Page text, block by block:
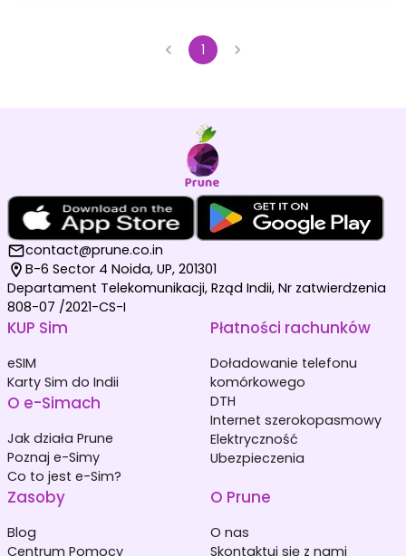
1
contact@prune.co.in
B-6 Sector 4 Noida, UP, 201301
Departament Telekomunikacji, Rząd Indii, Nr zatwierdzenia
808-07 /2021-CS-I
KUP Sim
eSIM
Karty Sim do Indii
O e-Simach
Jak działa Prune
Poznaj e-Simy
Co to jest e-Sim?
Płatności rachunków
Doładowanie telefonu
komórkowego
DTH
Internet szerokopasmowy
Elektryczność
Ubezpieczenia
Zasoby
Blog
Centrum Pomocy
O Prune
O nas
Skontaktuj się z nami